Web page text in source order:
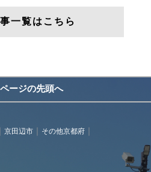
一覧はこちら
ージの先頭へ
京田辺市
その他京都府